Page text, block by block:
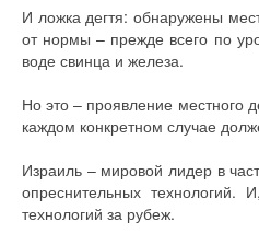
И ложка дегтя: обнаружены
от нормы – прежде всего по
воде свинца и железа.
Но это – проявление местного
каждом конкретном случае
Израиль – мировой лидер в
опреснительных технологий.
технологий за рубеж.